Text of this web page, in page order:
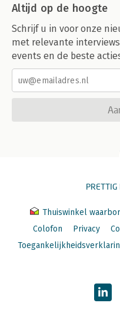
Altijd op de hoogte
Schrijf u in voor onze
met relevante
events en de beste
Thuiswinkel
Colofon
Privacy